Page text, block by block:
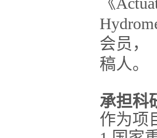
会员，
稿人。
承担科
作为项